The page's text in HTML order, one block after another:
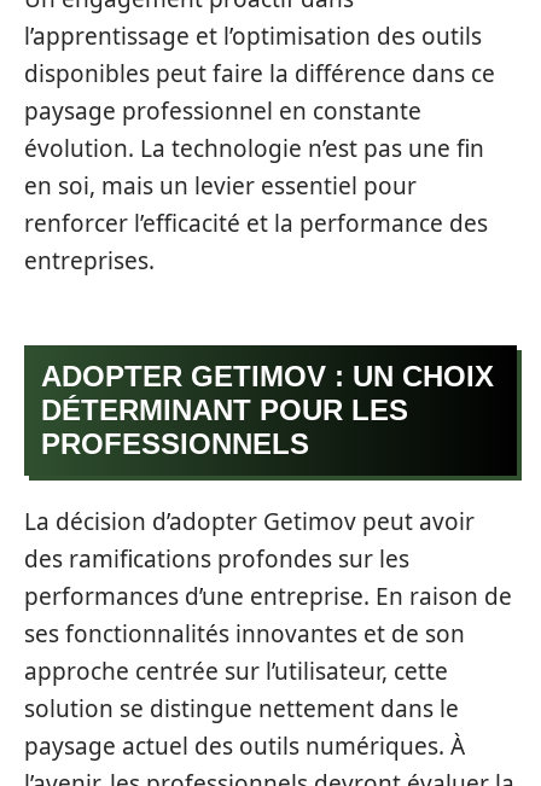
l’apprentissage et l’optimisation des outils
disponibles peut faire la différence dans ce
paysage professionnel en constante
évolution. La technologie n’est pas une fin
en soi, mais un levier essentiel pour
renforcer l’efficacité et la performance des
entreprises.
ADOPTER GETIMOV : UN CHOIX
DÉTERMINANT POUR LES
PROFESSIONNELS
La décision d’adopter Getimov peut avoir
des ramifications profondes sur les
performances d’une entreprise. En raison de
ses fonctionnalités innovantes et de son
approche centrée sur l’utilisateur, cette
solution se distingue nettement dans le
paysage actuel des outils numériques. À